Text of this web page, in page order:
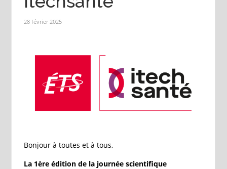
28 février 2025
Bonjour à toutes et à tous,
La 1èreédition de la journée scientifique